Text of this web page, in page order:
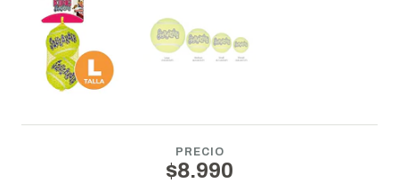
PRECIO
$8.990